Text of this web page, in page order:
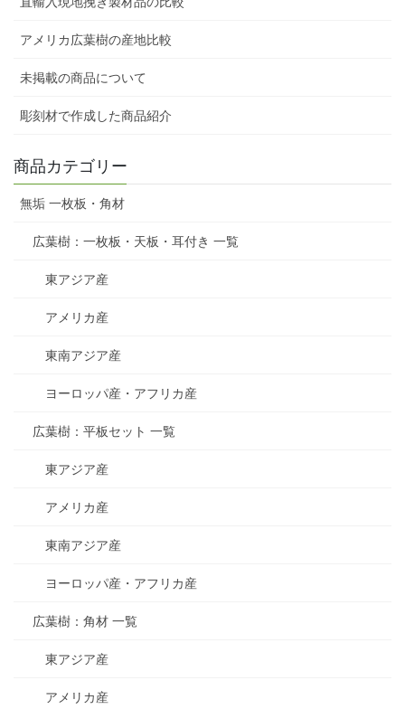
アメリカ広葉樹の産地比較
未掲載の商品について
彫刻材で作成した商品紹介
商品カテゴリー
無垢 一枚板・角材
広葉樹：一枚板・天板・耳付き 一覧
東アジア産
アメリカ産
東南アジア産
ヨーロッパ産・アフリカ産
広葉樹：平板セット 一覧
東アジア産
アメリカ産
東南アジア産
ヨーロッパ産・アフリカ産
広葉樹：角材 一覧
東アジア産
アメリカ産